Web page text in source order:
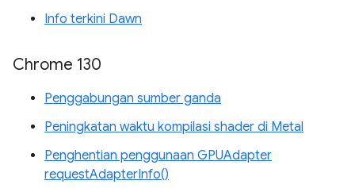
Info terkini Dawn
Chrome 130
Penggabungan sumber ganda
Peningkatan waktu kompilasi shader di Metal
Penghentian penggunaan GPUAdapter
requestAdapterInfo()